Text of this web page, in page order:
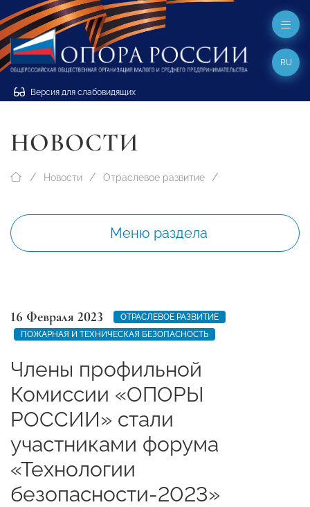
Версия для слабовидящих
RU
НОВОСТИ
Новости Отраслевое развитие
Меню раздела
16 Февраля 2023
ОТРАСЛЕВОЕ РАЗВИТИЕ
ПОЖАРНАЯ И ТЕХНИЧЕСКАЯ БЕЗОПАСНОСТЬ
Члены профильной
Комиссии «ОПОРЫ
РОССИИ» стали
участниками форума
«Технологии
безопасности-2023»